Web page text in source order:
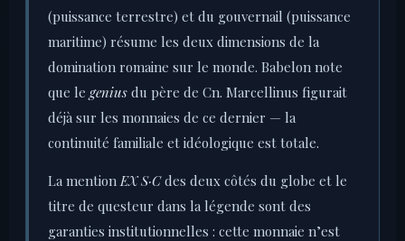
(puissance terrestre) et du gouvernail (puissance
maritime) résume les deux dimensions de la
domination romaine sur le monde. Babelon note
que le genius du père de Cn. Marcellinus figurait
déjà sur les monnaies de ce dernier — la
continuité familiale et idéologique est totale.
La mention EX S·Cdes deux côtés du globe et le
titre de questeur dans la légende sont des
garanties institutionnelles : cette monnaie n’est